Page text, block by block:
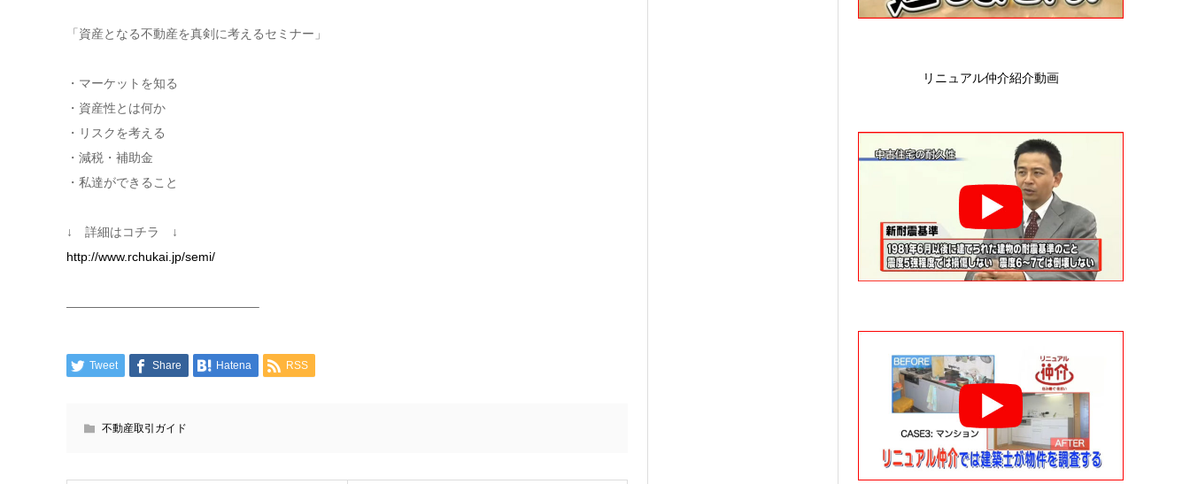
「資産となる不動産を真剣に考えるセミナー」
・マーケットを知る
・資産性とは何か
・リスクを考える
・減税・補助金
・私達ができること
↓ 詳細はコチラ ↓
http://www.rchukai.jp/semi/
———————————————–
Tweet Share Hatena RSS
不動産取引ガイド
リニュアル仲介紹介動画